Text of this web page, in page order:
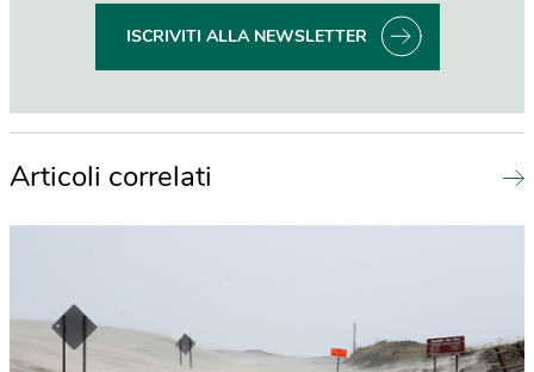
ISCRIVITI ALLA NEWSLETTER
Articoli correlati